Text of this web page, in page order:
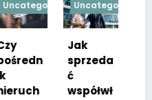
Uncategorized
Jak
sprzeda
ć
współwł
Uncategorized
Nie
jestem
w stanie
spłacać